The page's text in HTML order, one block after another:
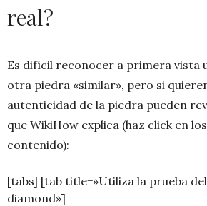
real?
Es difícil reconocer a primera vista
otra piedra «similar», pero si
autenticidad de la piedra pueden
que WikiHow explica (haz click en
contenido):
[tabs] [tab title=»Utiliza la prueba
diamond»]